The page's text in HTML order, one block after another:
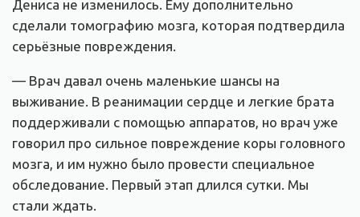
Дениса не изменилось. Ему дополнительно
сделали томографию мозга, которая подтвердила
серьёзные повреждения.
— Врач давал очень маленькие шансы на
выживание. В реанимации сердце и легкие брата
поддерживали с помощью аппаратов, но врач уже
говорил про сильное повреждение коры головного
мозга, и им нужно было провести специальное
обследование. Первый этап длился сутки. Мы
стали ждать.